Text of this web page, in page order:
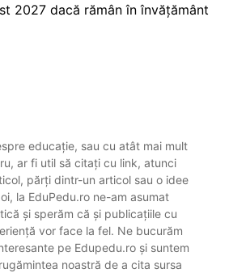
2027 dacă rămân în învățământ
educație, sau cu atât mai mult
ar fi util să citați cu link, atunci
părți dintr-un articol sau o idee
la EduPedu.ro ne-am asumat
și sperăm că și publicațiile cu
vor face la fel. Ne bucurăm
pe Edupedu.ro și suntem
noastră de a cita sursa